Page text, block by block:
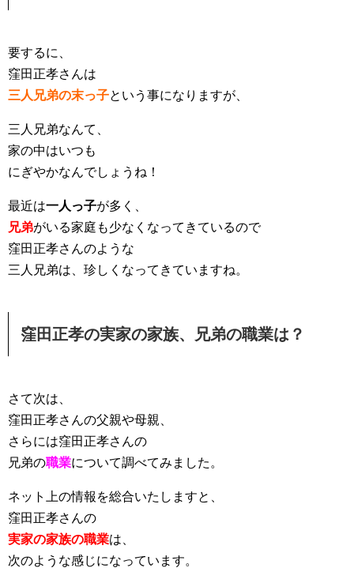
要するに、
窪田正孝さんは
三人兄弟の末っ子という事になりますが、
三人兄弟なんて、
家の中はいつも
にぎやかなんでしょうね！
最近は一人っ子が多く、
兄弟がいる家庭も少なくなってきているので
窪田正孝さんのような
三人兄弟は、珍しくなってきていますね。
窪田正孝の実家の家族、兄弟の職業は？
さて次は、
窪田正孝さんの父親や母親、
さらには窪田正孝さんの
兄弟の職業について調べてみました。
ネット上の情報を総合いたしますと、
窪田正孝さんの
実家の家族の職業は、
次のような感じになっています。